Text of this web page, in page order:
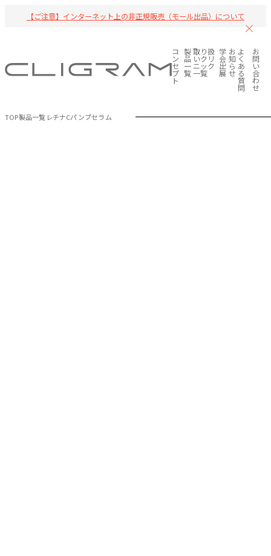
【ご注意】インターネット上の非正規販売（モール出品）について
コ
ン
セ
プ
ト
製
品
一
覧
取り扱
いクリ
ニック
一覧
学
会
出
展
お
知
ら
せ
よ
く
あ
る
質
問
お
問
い
合
わ
せ
TOP製品一覧 レチナCパンプセラム